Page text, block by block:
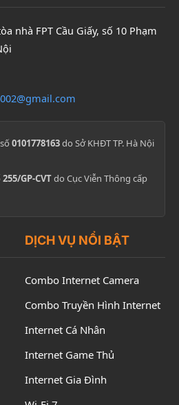
nhà FPT Cầu Giấy, số 10 Phạm
0101778163do Sở KHĐT TP. Hà Nội
255/GP-CVTdo Cục Viễn Thông cấp
DỊCH VỤ NỔI BẬT
Combo Internet Camera
Combo Truyền Hình Internet
Internet Cá Nhân
Internet Game Thủ
Internet Gia Đình